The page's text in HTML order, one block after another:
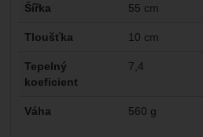
Šířka 55 cm
Tloušťka 10 cm
Tepelný
koeficient
7,4
Váha 560 g